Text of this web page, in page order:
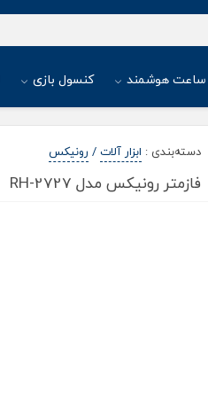
ساعت هوشمند کنسول بازی
دسته‌بندی : ابزار آلات/ رونیکس
فازمتر رونیکس مدل RH-2727